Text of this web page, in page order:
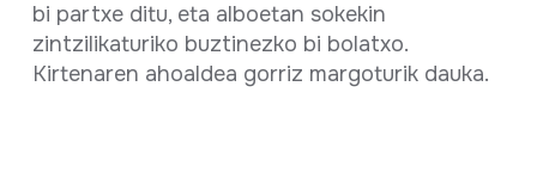
bi partxe ditu, eta alboetan sokekin
zintzilikaturiko buztinezko bi bolatxo.
Kirtenaren ahoaldea gorriz margoturik dauka.